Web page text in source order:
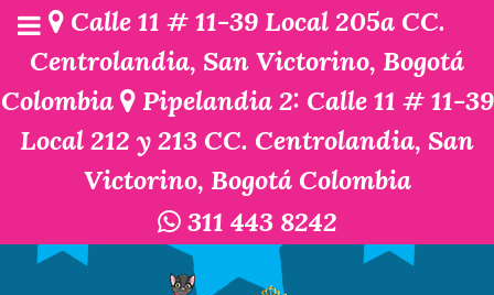
Calle 11 # 11-39 Local 205a CC.
Centrolandia, San Victorino, Bogotá
Colombia
Pipelandia 2: Calle 11 # 11-39
Local 212 y 213 CC. Centrolandia, San
Victorino, Bogotá Colombia
311 443 8242